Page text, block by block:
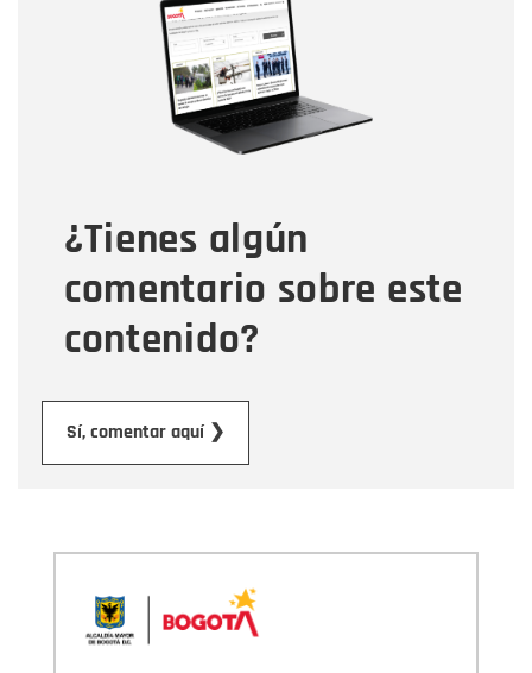
¿Tienes algún
comentario sobre este
contenido?
Sí, comentar aquí ❯
Correo electrónico
Tipo de comentario
Mensaje